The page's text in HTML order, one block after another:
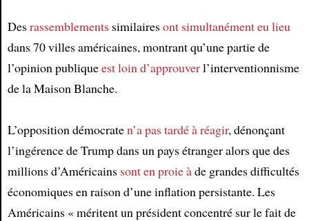
Desrassemblementssimilairesont simultanément eu lieu
dans 70 villes américaines, montrant qu’une partie de
l’opinion publiqueest loin d’approuverl’interventionnisme
de la Maison Blanche.
L’opposition démocraten’a pas tardé à réagir, dénonçant
l’ingérence de Trump dans un pays étranger alors que des
millions d’Américains sont en proie àde grandes difficultés
économiques en raison d’une inflation persistante. Les
Américains « méritent un président concentré sur le fait de